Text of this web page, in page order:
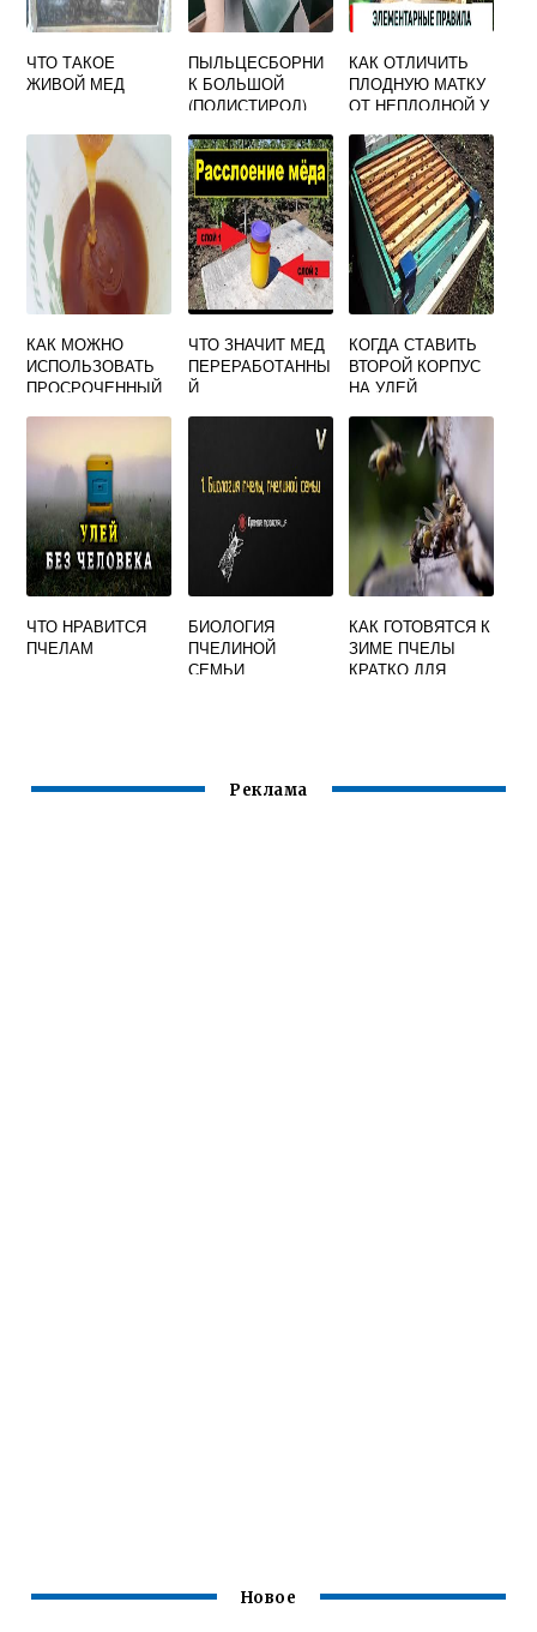
ЧТО ТАКОЕ
ЖИВОЙ МЕД
ПЫЛЬЦЕСБОРНИ
К БОЛЬШОЙ
(ПОЛИСТИРОЛ)
КАК ОТЛИЧИТЬ
ПЛОДНУЮ МАТКУ
ОТ НЕПЛОДНОЙ У
КАК МОЖНО
ИСПОЛЬЗОВАТЬ
ПРОСРОЧЕННЫЙ
ЧТО ЗНАЧИТ МЕД
ПЕРЕРАБОТАННЫ
Й
КОГДА СТАВИТЬ
ВТОРОЙ КОРПУС
НА УЛЕЙ
ЧТО НРАВИТСЯ
ПЧЕЛАМ
БИОЛОГИЯ
ПЧЕЛИНОЙ
СЕМЬИ
КАК ГОТОВЯТСЯ К
ЗИМЕ ПЧЕЛЫ
КРАТКО ДЛЯ
Реклама
Новое